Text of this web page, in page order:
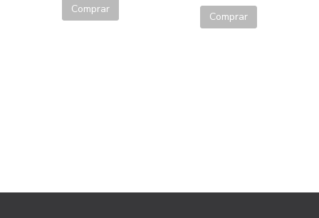
Comprar
Comprar